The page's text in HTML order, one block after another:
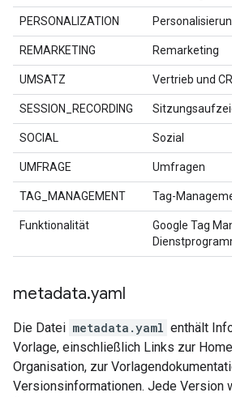
PERSONALIZATION
REMARKETING Remarketing
UMSATZ Vertrieb und
SESSION_RECORDING
SOCIAL Sozial
UMFRAGE Umfragen
TAG_MANAGEMENT Tag-
Funktionalität
Google Tag
metadata.yaml
Die Datei metadata.yaml enthält
Vorlage, einschließlich Links zur
Organisation, zur
Versionsinformationen. Jede Version